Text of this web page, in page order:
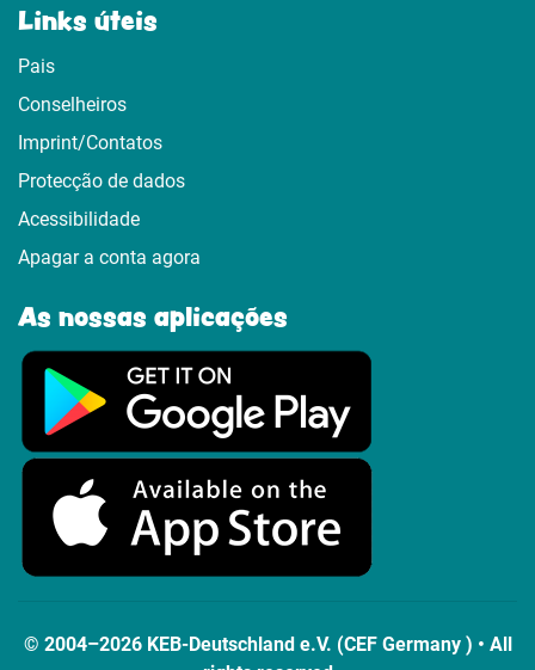
Links úteis
Pais
Conselheiros
Imprint/Contatos
Protecção de dados
Acessibilidade
Apagar a conta agora
As nossas aplicações
© 2004–2026 KEB-Deutschland e.V. (CEF Germany ) • All